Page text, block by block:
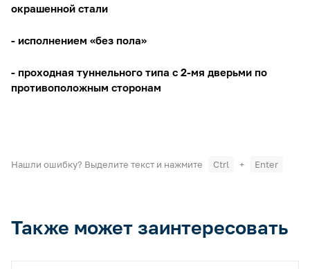
окрашенной стали
- исполнением «без пола»
- проходная туннельного типа с 2-мя дверьми по
противоположным сторонам
Нашли ошибку? Выделите текст и нажмите Ctrl + Enter
Также может заинтересовать